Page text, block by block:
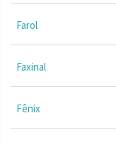
Farol
Faxinal
Fênix